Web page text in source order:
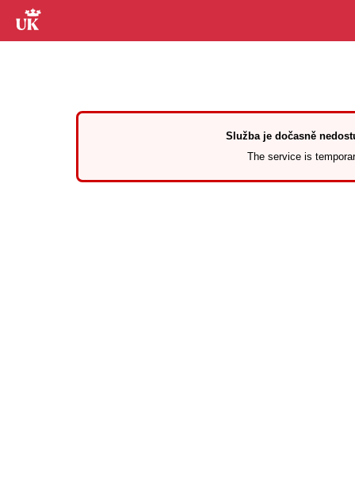
Služba je dočasně
The service is